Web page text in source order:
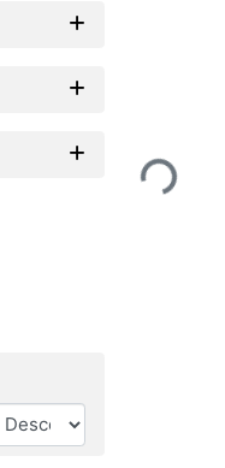
Loading...